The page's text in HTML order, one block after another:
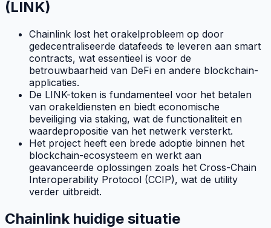
(LINK)
Chainlink lost het orakelprobleem op door
gedecentraliseerde datafeeds te leveren aan smart
contracts, wat essentieel is voor de
betrouwbaarheid van DeFi en andere blockchain-
applicaties.
De LINK-token is fundamenteel voor het betalen
van orakeldiensten en biedt economische
beveiliging via staking, wat de functionaliteit en
waardepropositie van het netwerk versterkt.
Het project heeft een brede adoptie binnen het
blockchain-ecosysteem en werkt aan
geavanceerde oplossingen zoals het Cross-Chain
Interoperability Protocol (CCIP), wat de utility
verder uitbreidt.
Chainlink huidige situatie